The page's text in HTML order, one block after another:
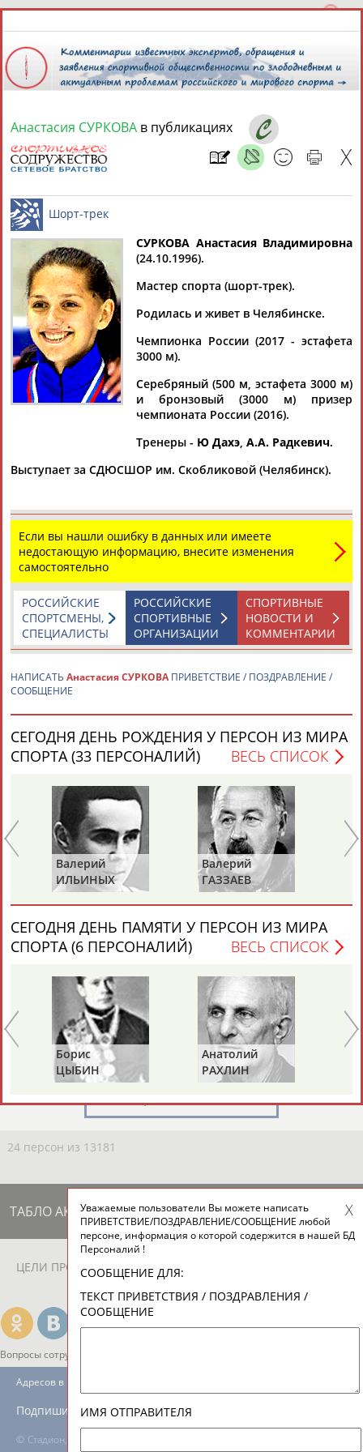
7 августа 2026 года,
СПОРТСМЕНЫ, ТРЕНЕРЫ И СПЕЦИАЛИСТЫ
Найдено: 13181персон Расширенный поиск
Аслаудин
АБАЕВ
Елена
АБАИМОВА
Мария
Юлия
Тамилла
АБАСОВА
Рамазан
АБАЧАРАЕВ
Ростом
АБАШИДЗЕ
Флюра
АББАТЕ-
БУЛАТОВА
Татьяна
АББЯСОВА
АБДИКАРИМОВААБДРАХМАНОВ
Каримжан
АБДРАХМАНОВ
Аделя
АБДРАХМАНОВА
Андрей
АБДУВАЛИЕВ
Герман
АБДУЛАЕВ
Рамазан
АБДУЛАЕВ
Тагир
АБДУЛАЕВ
Камиль
АБДУЛАЗИЗОВ
Загалав
АБДУЛБЕКОВ
Камалудин
АБДУЛДАУДОВ
Абдула
АБДУЛЖАЛИЛОВ
Магомед
АБДУЛКАГИРОВ
Назир
АБДУЛЛАЕВ
24 персон из 13181
ТАБЛО АКТИВНОСТИ
ЦЕЛИ ПРОЕКТА КОНТАКТЫ
Вопросы сотрудничества и совместной деятельности
© Стадион, 1998-2026
Адресов в новостной рассылке: 996
Подпишись
Анастасия СУРКОВА в публикациях
Шорт-трек
СУРКОВА Анастасия Владимировна
(24.10.1996).
Мастер спорта (шорт-трек).
Родилась и живет в Челябинске.
Чемпионка России (2017 - эстафета
3000 м).
Серебряный (500 м, эстафета 3000 м)
и бронзовый (3000 м) призер
чемпионата России (2016).
Тренеры - Ю Дахэ, А.А. Радкевич.
Выступает за СДЮСШОР им. Скобликовой (Челябинск).
Если вы нашли ошибку в данных или имеете
недостающую информацию, внесите изменения
самостоятельно
СПОРТИВНЫЕ
НОВОСТИ И
КОММЕНТАРИИ
РОССИЙСКИЕ
СПОРТИВНЫЕ
ОРГАНИЗАЦИИ
РОССИЙСКИЕ
СПОРТСМЕНЫ,
СПЕЦИАЛИСТЫ
НАПИСАТЬ Анастасия СУРКОВА ПРИВЕТСТВИЕ / ПОЗДРАВЛЕНИЕ /
СООБЩЕНИЕ
СЕГОДНЯ ДЕНЬ РОЖДЕНИЯ У ПЕРСОН ИЗ МИРА
СПОРТА (33 ПЕРСОНАЛИЙ)
ВЕСЬ СПИСОК
Валерий
ИЛЬИНЫХ
Валерий
ГАЗЗАЕВ
СЕГОДНЯ ДЕНЬ ПАМЯТИ У ПЕРСОН ИЗ МИРА
СПОРТА (6 ПЕРСОНАЛИЙ)
ВЕСЬ СПИСОК
Борис
ЦЫБИН
Анатолий
РАХЛИН
Уважаемые пользователи Вы можете написать
ПРИВЕТСТВИЕ/ПОЗДРАВЛЕНИЕ/СООБЩЕНИЕ любой
персоне, информация о которой содержится в нашей БД
Персоналий !
СООБЩЕНИЕ ДЛЯ:
ТЕКСТ ПРИВЕТСТВИЯ / ПОЗДРАВЛЕНИЯ /
СООБЩЕНИЕ
ИМЯ ОТПРАВИТЕЛЯ